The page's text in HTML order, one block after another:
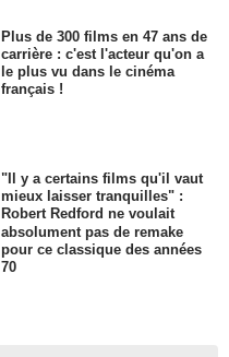
Plus de 300 films en 47 ans de
carrière : c'est l'acteur qu'on a
le plus vu dans le cinéma
français !
"Il y a certains films qu'il vaut
mieux laisser tranquilles" :
Robert Redford ne voulait
absolument pas de remake
pour ce classique des années
70